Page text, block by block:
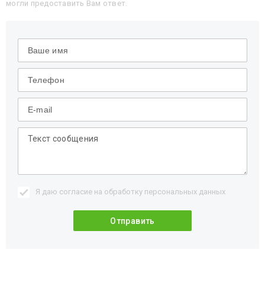
могли предоставить Вам ответ.
Я даю согласие на обработку персональных данных